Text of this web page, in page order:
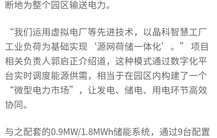
断地为整个园区输送电力。
“我们运用虚拟电厂等先进技术，以晶科智慧工厂
工业负荷为基础实现‘源网荷储一体化’。” 项目
相关负责人郭启正介绍道，这种模式通过数字化平
台实时调度能源供需，相当于在园区内构建了一个
“微型电力市场”，让发电、储电、用电环节高效
协同。
与之配套的0.9MW/1.8MWh储能系统，通过9台配置